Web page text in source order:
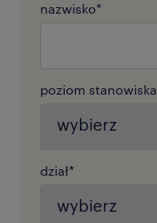
nazwisko*
poziom stanowiska
dział*